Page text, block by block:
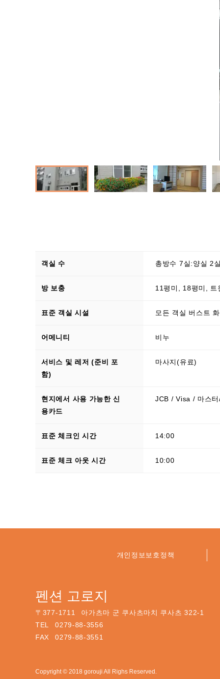
객실 수 총방수 7실:양실 2
방 보충 11평미, 18평미, 트
표준 객실 시설 모든 객실 버스트
어메니티 비누
서비스 및 레저 (준비 포
함)
마사지(유료)
현지에서 사용 가능한 신
용카드
JCB / Visa / 마스
표준 체크인 시간 14:00
표준 체크 아웃 시간 10:00
개인정보보호정책
펜션 고로지
〒 377-1711
아가츠마 군 쿠사츠마치 쿠사츠 322-1
TEL
0279-88-3556
FAX
0279-88-3551
Copyright © 2018 gorouji All Righs Reserved.